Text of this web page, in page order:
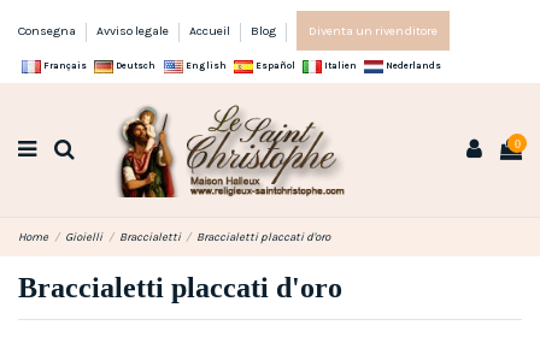
Consegna Avviso legale Accueil Blog Diventa un rivenditore
Français Deutsch English Español Italien Nederlands
0
Home Gioielli Braccialetti Braccialetti placcati d'oro
Braccialetti placcati d'oro